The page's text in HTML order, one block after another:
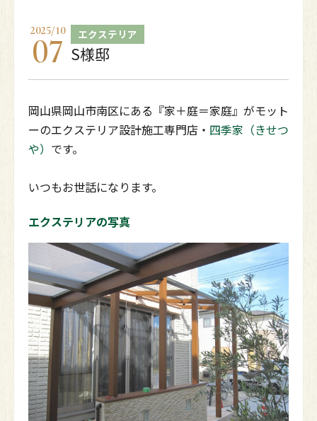
S様邸
2025/10
07 エクステリア
岡山県岡山市南区にある『家＋庭＝家庭』がモット
ーのエクステリア設計施工専門店・ 四季家（きせつ
や） です。
いつもお世話になります。
エクステリアの写真